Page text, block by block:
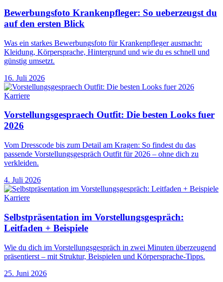
Bewerbungsfoto Krankenpfleger: So ueberzeugst du
auf den ersten Blick
Was ein starkes Bewerbungsfoto für Krankenpfleger ausmacht:
Kleidung, Körpersprache, Hintergrund und wie du es schnell und
günstig umsetzt.
16. Juli 2026
Karriere
Vorstellungsgespraech Outfit: Die besten Looks fuer
2026
Vom Dresscode bis zum Detail am Kragen: So findest du das
passende Vorstellungsgespräch Outfit für 2026 – ohne dich zu
verkleiden.
4. Juli 2026
Karriere
Selbstpräsentation im Vorstellungsgespräch:
Leitfaden + Beispiele
Wie du dich im Vorstellungsgespräch in zwei Minuten überzeugend
präsentierst – mit Struktur, Beispielen und Körpersprache-Tipps.
25. Juni 2026